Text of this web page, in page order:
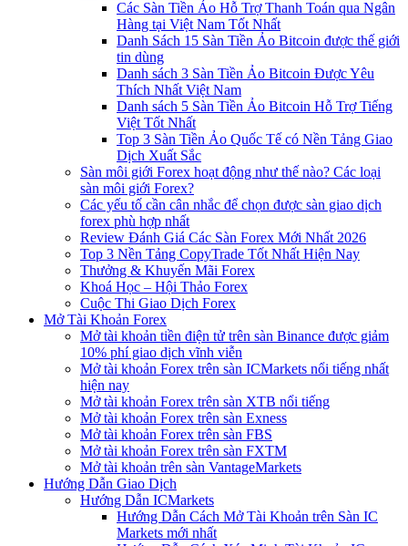
Các Sàn Tiền Ảo Hỗ Trợ Thanh Toán qua Ngân
Hàng tại Việt Nam Tốt Nhất
Danh Sách 15 Sàn Tiền Ảo Bitcoin được thế giới
tin dùng
Danh sách 3 Sàn Tiền Ảo Bitcoin Được Yêu
Thích Nhất Việt Nam
Danh sách 5 Sàn Tiền Ảo Bitcoin Hỗ Trợ Tiếng
Việt Tốt Nhất
Top 3 Sàn Tiền Ảo Quốc Tế có Nền Tảng Giao
Dịch Xuất Sắc
Sàn môi giới Forex hoạt động như thế nào? Các loại
sàn môi giới Forex?
Các yếu tố cần cân nhắc để chọn được sàn giao dịch
forex phù hợp nhất
Review Đánh Giá Các Sàn Forex Mới Nhất 2026
Top 3 Nền Tảng CopyTrade Tốt Nhất Hiện Nay
Thưởng & Khuyến Mãi Forex
Khoá Học – Hội Thảo Forex
Cuộc Thi Giao Dịch Forex
Mở Tài Khoản Forex
Mở tài khoản tiền điện tử trên sàn Binance được giảm
10% phí giao dịch vĩnh viễn
Mở tài khoản Forex trên sàn ICMarkets nổi tiếng nhất
hiện nay
Mở tài khoản Forex trên sàn XTB nổi tiếng
Mở tài khoản Forex trên sàn Exness
Mở tài khoản Forex trên sàn FBS
Mở tài khoản Forex trên sàn FXTM
Mở tài khoản trên sàn VantageMarkets
Hướng Dẫn Giao Dịch
Hướng Dẫn ICMarkets
Hướng Dẫn Cách Mở Tài Khoản trên Sàn IC
Markets mới nhất